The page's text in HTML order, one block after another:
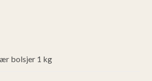
bolsjer 1 kg